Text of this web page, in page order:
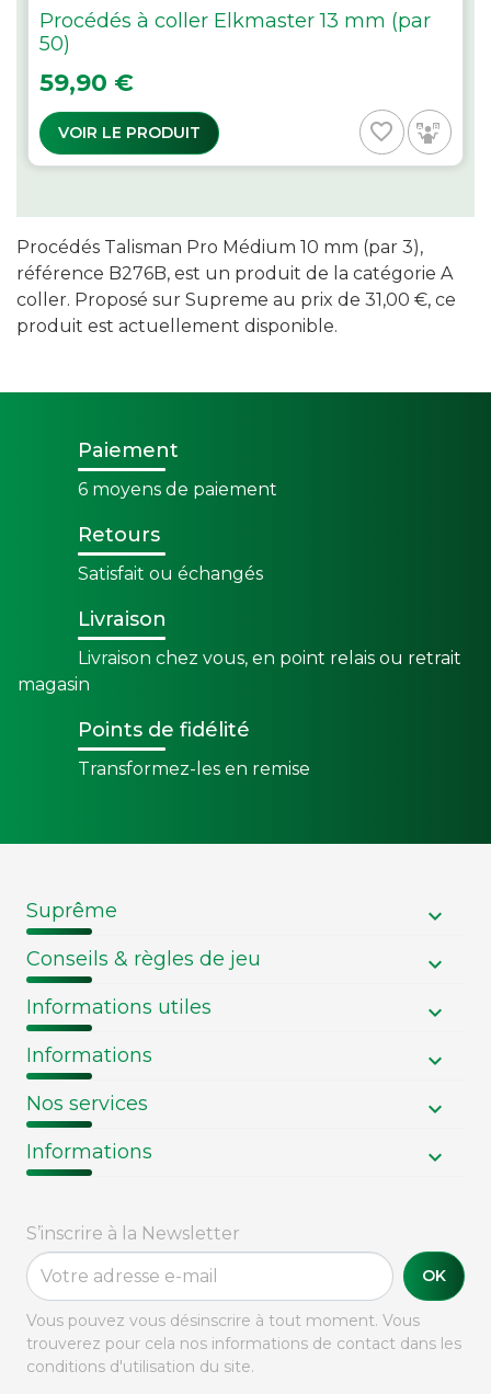
Procédés à coller Elkmaster 13 mm (par
50)
Prix
59,90 €
VOIR LE PRODUIT favorite_border
Procédés Talisman Pro Médium 10 mm (par 3),
référence B276B, est un produit de la catégorie A
coller. Proposé sur Supreme au prix de 31,00 €, ce
produit est actuellement disponible.
Paiement
6 moyens de paiement
Retours
Satisfait ou échangés
Livraison
Livraison chez vous, en point relais ou retrait
magasin
Points de fidélité
Transformez-les en remise
Suprême
Conseils & règles de jeu
Informations utiles
Informations
Nos services
Informations
S’inscrire à la Newsletter
OK
Vous pouvez vous désinscrire à tout moment. Vous
trouverez pour cela nos informations de contact dans les
conditions d'utilisation du site.